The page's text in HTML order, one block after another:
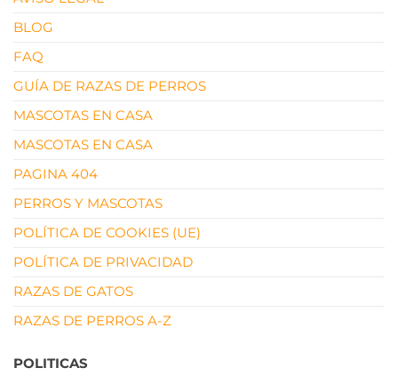
BLOG
FAQ
GUÍA DE RAZAS DE PERROS
MASCOTAS EN CASA
MASCOTAS EN CASA
PAGINA 404
PERROS Y MASCOTAS
POLÍTICA DE COOKIES (UE)
POLÍTICA DE PRIVACIDAD
RAZAS DE GATOS
RAZAS DE PERROS A-Z
POLITICAS